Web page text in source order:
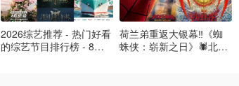
2026综艺推荐 - 热门好看
的综艺节目排行榜 - 8月
荷兰弟重返大银幕‼️《蜘
蛛侠：崭新之日》🕷️北美